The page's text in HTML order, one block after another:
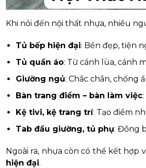
Khi nói đến nội thất nhựa, nhiều
Tủ bếp hiện đại: Bền đẹp, tiện
Tủ quần áo: Từ cánh lùa, cánh
Giường ngủ: Chắc chắn, chống
Bàn trang điểm – bàn làm việc
Kệ tivi, kệ trang trí: Tạo điểm
Tab đầu giường, tủ phụ: Đồng
Ngoài ra, nhựa còn có thể kết hợp
hiện đại.